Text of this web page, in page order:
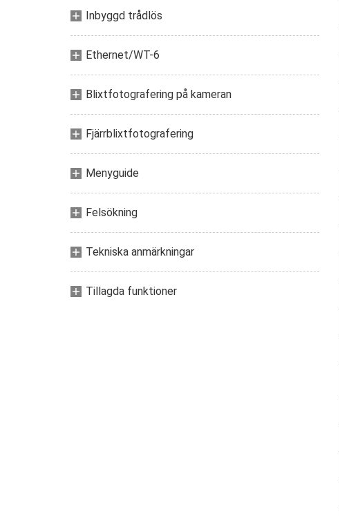
Inbyggd trådlös
Ethernet/WT-6
Blixtfotografering på kameran
Fjärrblixtfotografering
Menyguide
Felsökning
Tekniska anmärkningar
Tillagda funktioner